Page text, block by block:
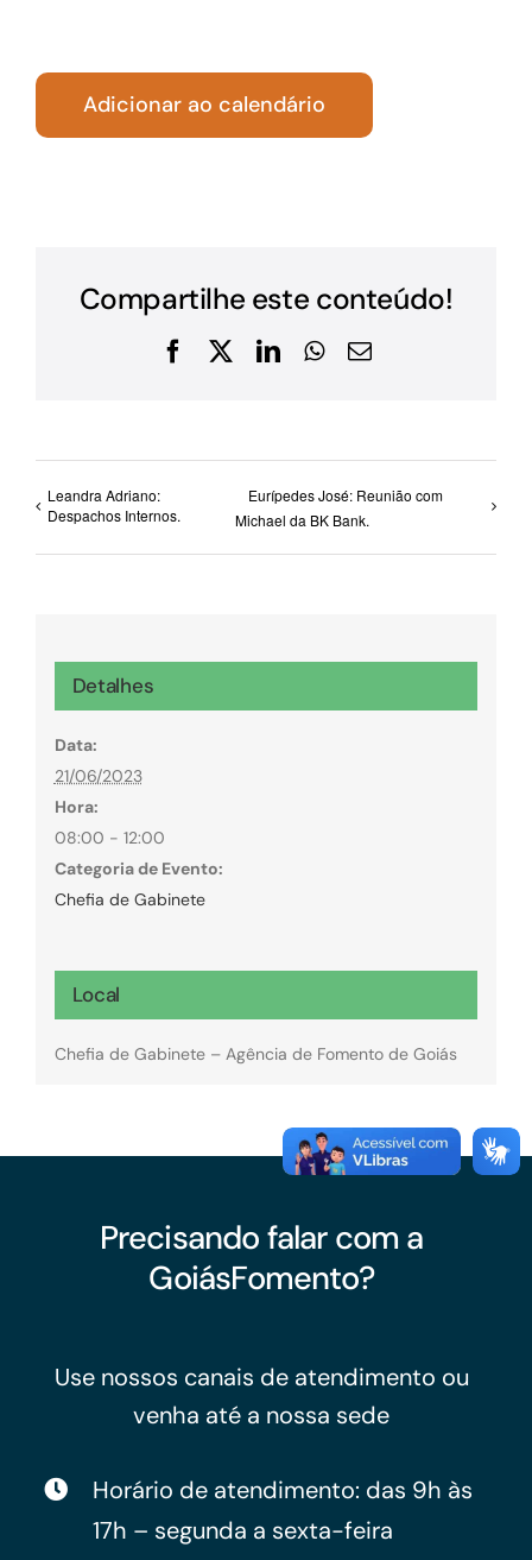
Adicionar ao calendário
Compartilhe este conteúdo!
Facebook
X LinkedInWhatsApp
E-
Leandra Adriano:
Despachos Internos.
Eurípedes José: Reunião com
Michael da BK Bank.
Detalhes
Data:
21/06/2023
Hora:
08:00 - 12:00
Categoria de Evento:
Chefia de Gabinete
Local
Chefia de Gabinete – Agência de Fomento de Goiás
Precisando falar com a
GoiásFomento?
Use nossos canais de atendimento ou
venha até a nossa sede
Horário de atendimento: das 9h às
17h – segunda a sexta-feira